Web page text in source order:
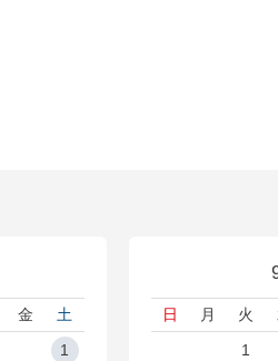
金
土
1
日 月 火
1